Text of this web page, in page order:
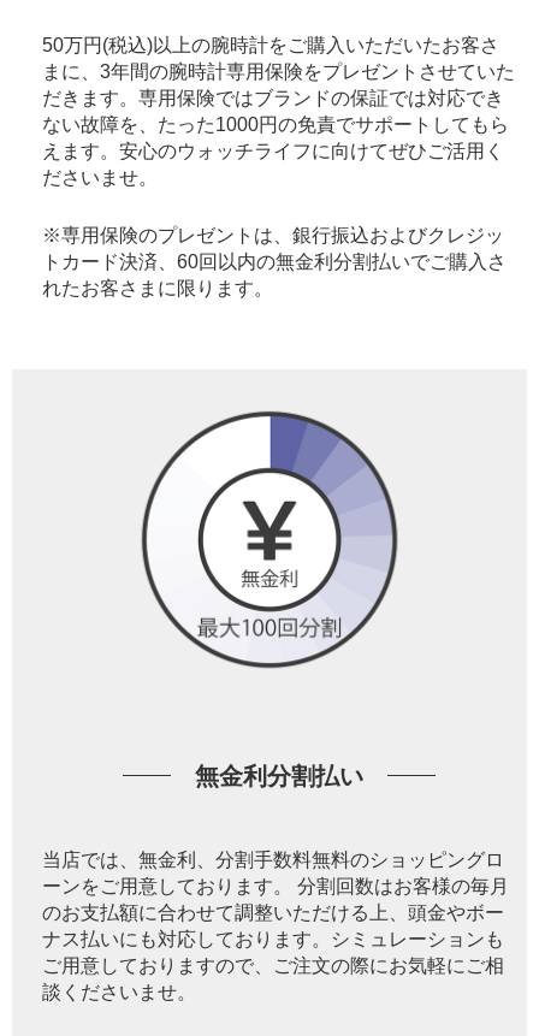
50万円(税込)以上の腕時計をご購入いただいたお客さ
まに、3年間の腕時計専用保険をプレゼントさせていた
だきます。専用保険ではブランドの保証では対応でき
ない故障を、たった1000円の免責でサポートしてもら
えます。安心のウォッチライフに向けてぜひご活用く
ださいませ。
※専用保険のプレゼントは、銀行振込およびクレジッ
トカード決済、60回以内の無金利分割払いでご購入さ
れたお客さまに限ります。
無金利分割払い
当店では、無金利、分割手数料無料のショッピングロ
ーンをご用意しております。 分割回数はお客様の毎月
のお支払額に合わせて調整いただける上、頭金やボー
ナス払いにも対応しております。シミュレーションも
ご用意しておりますので、ご注文の際にお気軽にご相
談くださいませ。